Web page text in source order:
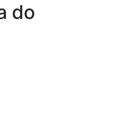
do